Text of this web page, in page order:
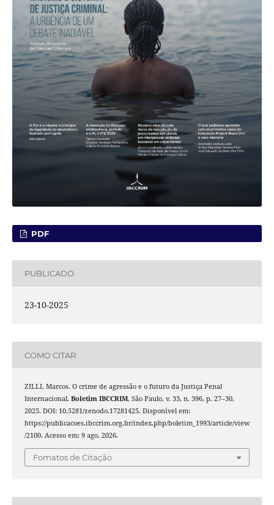
PDF
PUBLICADO
23-10-2025
COMO CITAR
ZILLI, Marcos. O crime de agressão e o futuro da Justiça Penal
Internacional. Boletim IBCCRIM, São Paulo, v. 33, n. 396, p. 27–30,
2025. DOI: 10.5281/zenodo.17281425. Disponível em:
https://publicacoes.ibccrim.org.br/index.php/boletim_1993/article/view
/2100. Acesso em: 9 ago. 2026.
Fomatos de Citação